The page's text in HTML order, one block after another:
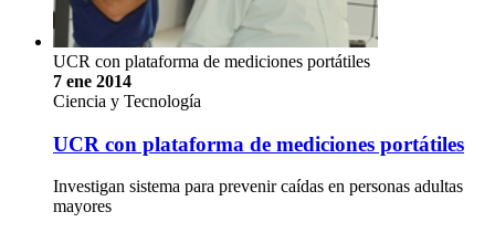
UCR con plataforma de mediciones portátiles
7 ene 2014
Ciencia y Tecnología
UCR con plataforma de mediciones portátiles
Investigan sistema para prevenir caídas en personas adultas
mayores